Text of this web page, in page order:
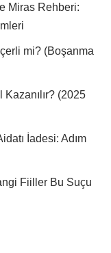
Miras Rehberi:
mi? (Boşanma
Kazanılır? (2025
İadesi: Adım
Fiiller Bu Suçu